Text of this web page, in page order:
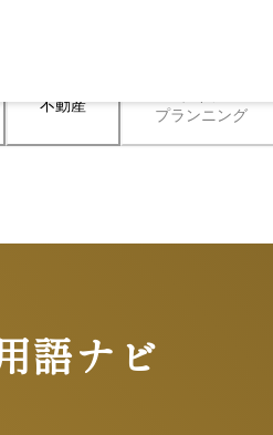
不動産
プランニング
語ナビ